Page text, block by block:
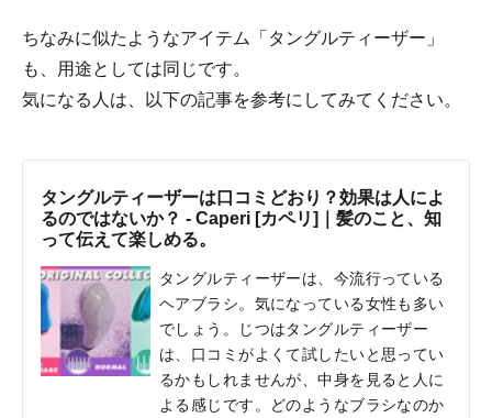
ちなみに似たようなアイテム「タングルティーザー」
も、用途としては同じです。
気になる人は、以下の記事を参考にしてみてください。
タングルティーザーは口コミどおり？効果は人によ
るのではないか？ - Caperi [カペリ]｜髪のこと、知
って伝えて楽しめる。
タングルティーザーは、今流行っている
ヘアブラシ。気になっている女性も多い
でしょう。じつはタングルティーザー
は、口コミがよくて試したいと思ってい
るかもしれませんが、中身を見ると人に
よる感じです。どのようなブラシなのか